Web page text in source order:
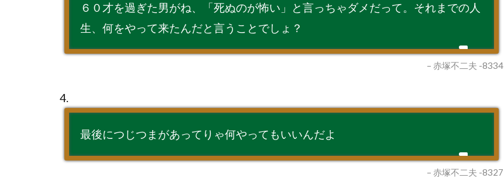
６０才を過ぎた男がね、「死ぬのが怖い」と言っちゃダメだって。それまでの人
生、何をやって来たんだと言うことでしょ？
– 赤塚不二夫 -8334
4.
最後につじつまがあってりゃ何やってもいいんだよ
– 赤塚不二夫 -8327